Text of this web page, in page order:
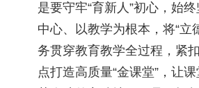
是要守牢“育新人”初心，始
中心、以教学为根本，将“立
务贯穿教育教学全过程，紧
点打造高质量“金课堂”，让